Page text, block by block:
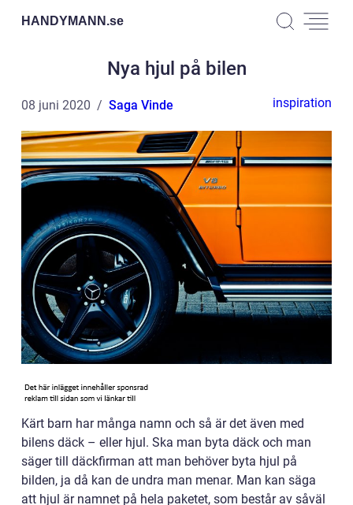
HANDYMANN.se
Nya hjul på bilen
08 juni 2020 Saga Vinde inspiration
Kärt barn har många namn och så är det även med
bilens däck – eller hjul. Ska man byta däck och man
säger till däckfirman att man behöver byta hjul på
bilden, ja då kan de undra man menar. Man kan säga
att hjul är namnet på hela paketet, som består av såväl